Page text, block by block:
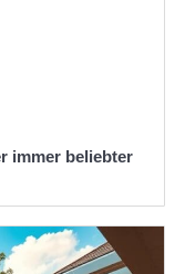
immer beliebter